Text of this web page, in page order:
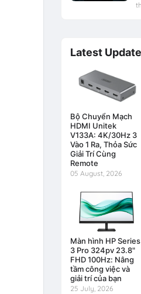
Latest
Bộ Chuyển Mạch
HDMI Unitek
V133A: 4K/30Hz 3
Vào 1 Ra, Thỏa Sức
Giải Trí Cùng
Remote
05 August, 2026
Màn hình HP Series
3 Pro 324pv 23.8"
FHD 100Hz: Nâng
tầm công việc và
giải trí của bạn
25 July, 2026